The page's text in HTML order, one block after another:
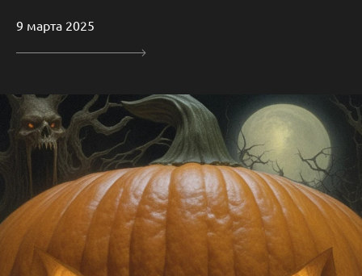
9 марта 2025